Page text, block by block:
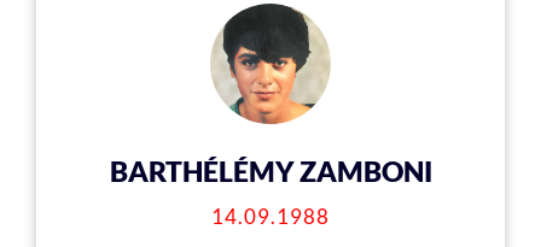
BARTHÉLÉMY ZAMBONI
14.09.1988